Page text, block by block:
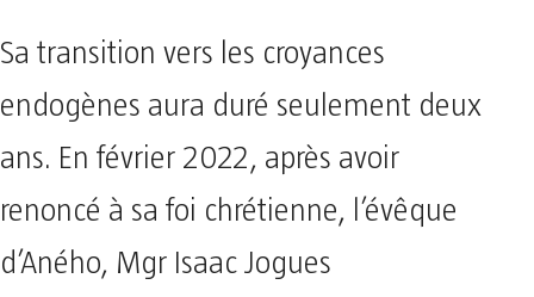
Sa transition vers les croyances
endogènes aura duré seulement deux
ans. En février 2022, après avoir
renoncé à sa foi chrétienne, l’évêque
d’Aného, Mgr Isaac Jogues